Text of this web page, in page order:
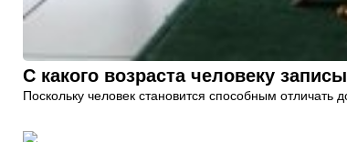
С какого возраста человеку
Поскольку человек становится способным отличать